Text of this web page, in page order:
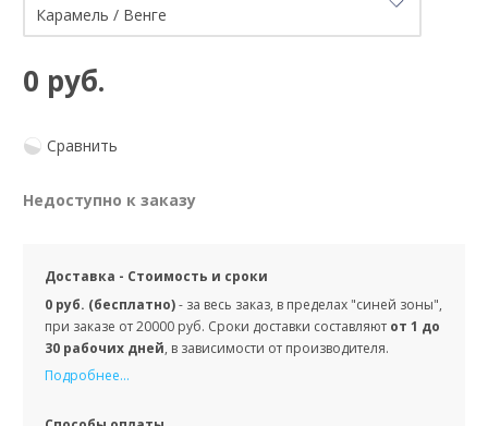
0 руб.
Сравнить
Недоступно к заказу
Доставка - Стоимость и сроки
0 руб. (бесплатно)- за весь заказ, в пределах "синей зоны",
при заказе от 20000 руб. Сроки доставки составляют от 1 до
30 рабочих дней, в зависимости от производителя.
Подробнее...